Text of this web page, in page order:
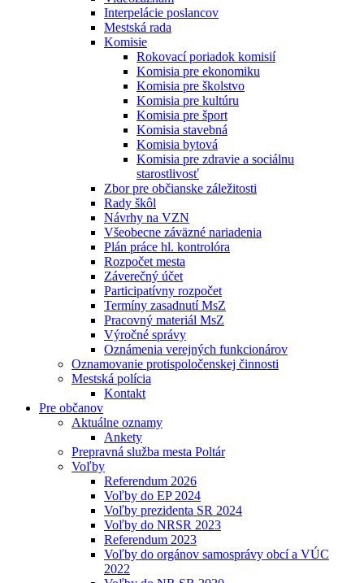
Interpelácie poslancov
Mestská rada
Komisie
Rokovací poriadok komisií
Komisia pre ekonomiku
Komisia pre školstvo
Komisia pre kultúru
Komisia pre šport
Komisia stavebná
Komisia bytová
Komisia pre zdravie a sociálnu
starostlivosť
Zbor pre občianske záležitosti
Rady škôl
Návrhy na VZN
Všeobecne záväzné nariadenia
Plán práce hl. kontrolóra
Rozpočet mesta
Záverečný účet
Participatívny rozpočet
Termíny zasadnutí MsZ
Pracovný materiál MsZ
Výročné správy
Oznámenia verejných funkcionárov
Oznamovanie protispoločenskej činnosti
Mestská polícia
Kontakt
Pre občanov
Aktuálne oznamy
Ankety
Prepravná služba mesta Poltár
Voľby
Referendum 2026
Voľby do EP 2024
Voľby prezidenta SR 2024
Voľby do NRSR 2023
Referendum 2023
Voľby do orgánov samosprávy obcí a VÚC
2022